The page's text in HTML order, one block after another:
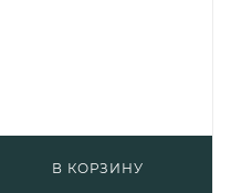
В КОРЗИНУ